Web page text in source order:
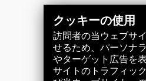
クッキーの使用
訪問者の当ウェブサ
せるため、パーソナ
やターゲット広告を
サイトのトラフィッ